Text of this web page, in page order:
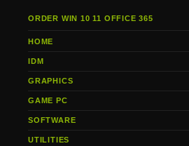
ORDER WIN 10 11 OFFICE 365
HOME
IDM
GRAPHICS
GAME PC
SOFTWARE
UTILITIES